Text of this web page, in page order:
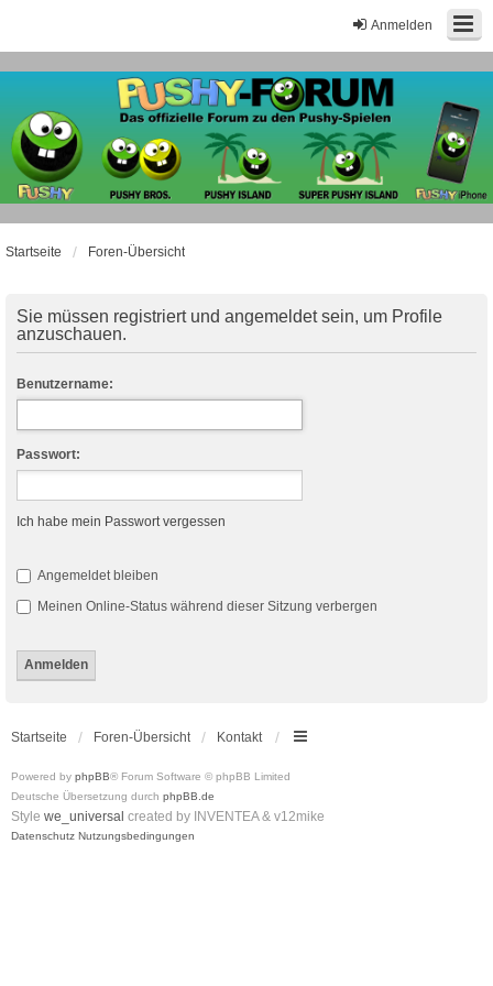
Anmelden
Startseite Foren-Übersicht
Sie müssen registriert und angemeldet sein, um Profile
anzuschauen.
Benutzername:
Passwort:
Ich habe mein Passwort vergessen
Angemeldet bleiben
Meinen Online-Status während dieser Sitzung verbergen
Startseite Foren-Übersicht Kontakt
Powered by phpBB® Forum Software © phpBB Limited
Deutsche Übersetzung durch phpBB.de
Style we_universal created by INVENTEA & v12mike
Datenschutz Nutzungsbedingungen